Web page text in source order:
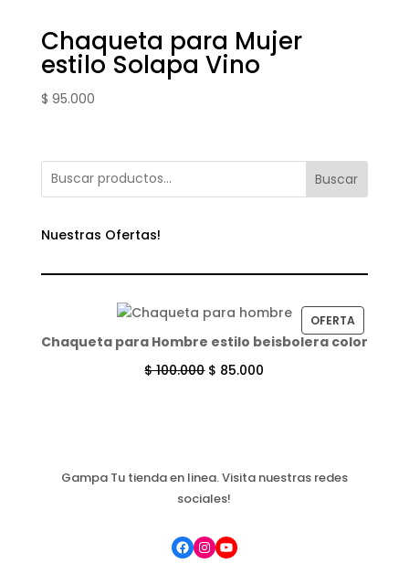
Chaqueta para Mujer
estilo Solapa Vino
$ 95.000
Buscar
Nuestras Ofertas!
OFERTA
EN
Chaqueta para Hombre estilo beisbolera color
$100.000 $ 85.000
Gampa Tu tienda en linea. Visita nuestras redes
sociales!
Facebook
Instagram
YouTube